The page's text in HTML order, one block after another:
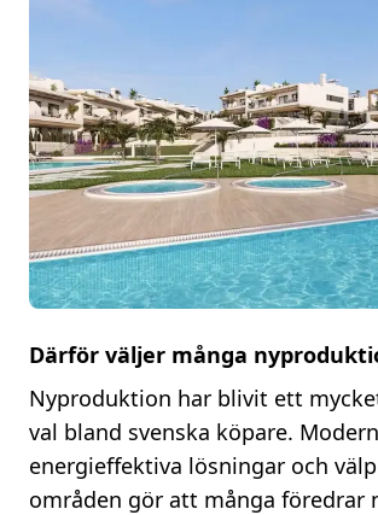
Därför väljer många
Nyproduktion har blivit ett
val bland svenska köpare.
energieffektiva lösningar och
områden gör att många föredrar